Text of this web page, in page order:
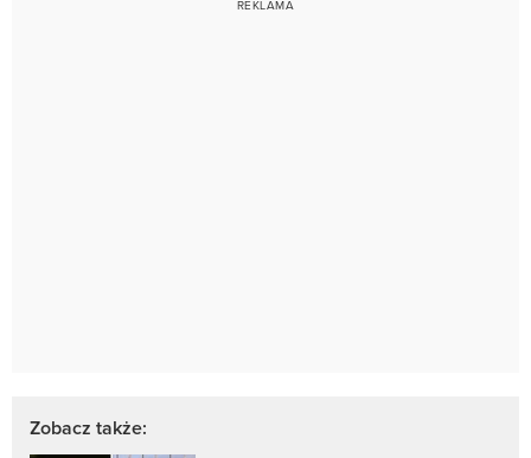
Zobacz także: